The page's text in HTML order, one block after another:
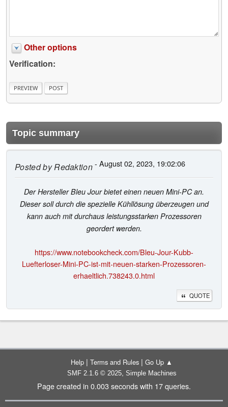
Other options
Verification:
Topic summary
Posted byRedaktion- August 02, 2023, 19:02:06
Der Hersteller Bleu Jour bietet einen neuen Mini-PC an.
Dieser soll durch die spezielle Kühllösung überzeugen und
kann auch mit durchaus leistungsstarken Prozessoren
geordert werden.
https://www.notebookcheck.com/Bleu-Jour-Kubb-
Luefterloser-Mini-PC-ist-mit-neuen-starken-Prozessoren-
erhaeltlich.738243.0.html
QUOTE
Help | Terms and Rules | Go Up ▲
SMF 2.1.6 © 2025, Simple Machines
Page created in 0.003 seconds with 17 queries.